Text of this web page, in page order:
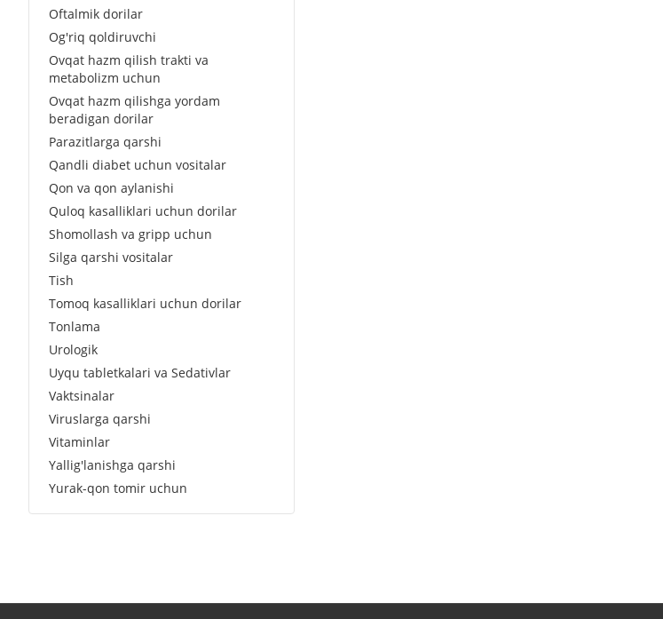
Oftalmik dorilar
Og'riq qoldiruvchi
Ovqat hazm qilish trakti va
metabolizm uchun
Ovqat hazm qilishga yordam
beradigan dorilar
Parazitlarga qarshi
Qandli diabet uchun vositalar
Qon va qon aylanishi
Quloq kasalliklari uchun dorilar
Shomollash va gripp uchun
Silga qarshi vositalar
Tish
Tomoq kasalliklari uchun dorilar
Tonlama
Urologik
Uyqu tabletkalari va Sedativlar
Vaktsinalar
Viruslarga qarshi
Vitaminlar
Yallig'lanishga qarshi
Yurak-qon tomir uchun